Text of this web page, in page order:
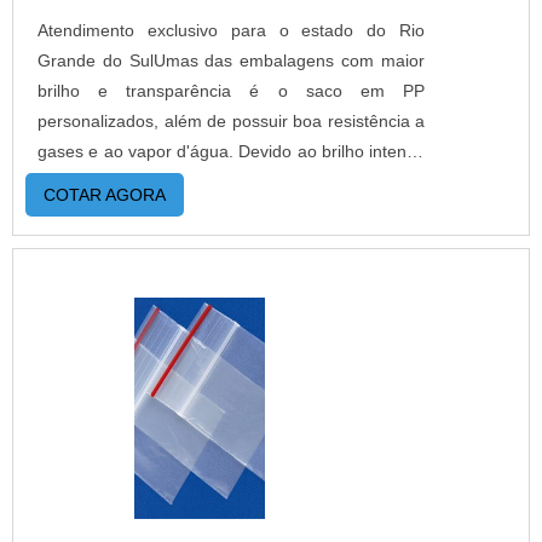
oferecidos pela empresa, basta solicitar clicar
aqui..
Atendimento exclusivo para o estado do Rio
Grande do SulUmas das embalagens com maior
brilho e transparência é o saco em PP
personalizados, além de possuir boa resistência a
gases e ao vapor d'água. Devido ao brilho intenso
que o saco possui, acaba sendo adotado por
várias empresas, pois ajuda no acabamento da
embalagem e além de dar uma ótima impressão
excelente transparência.MAIS INFORMAÇÕES
RELEVANTES SOBRE O PRODUTOÉ empregado
em produtos alimentícios de rápido consumo,
como a pipoca doce, e também é muito utilizado
para embalar revistas, convites, roupas, entre
vários outros. O produto pode ser lacrado e duas
formas, com a seladora manual ou com aba
COTAR AGORA